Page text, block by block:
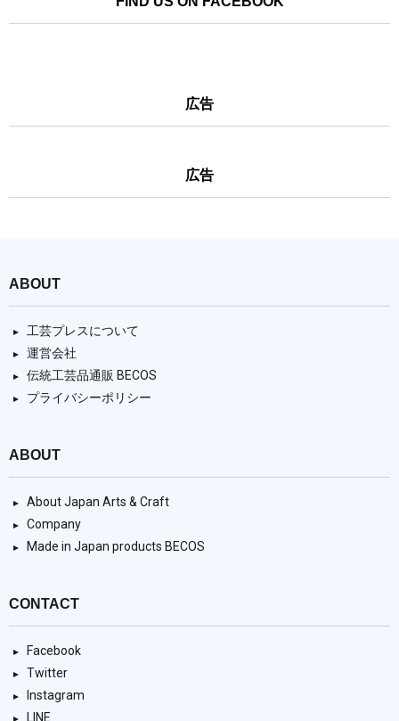
広告
広告
ABOUT
工芸プレスについて
運営会社
伝統工芸品通販 BECOS
プライバシーポリシー
ABOUT
About Japan Arts & Craft
Company
Made in Japan products BECOS
CONTACT
Facebook
Twitter
Instagram
LINE